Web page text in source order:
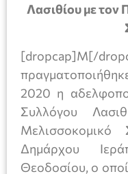
Λασιθίου με τον
[dropcap]Μ[/
2020 η
Συλλόγου
Δημάρχου
Θεοδοσίου, ο